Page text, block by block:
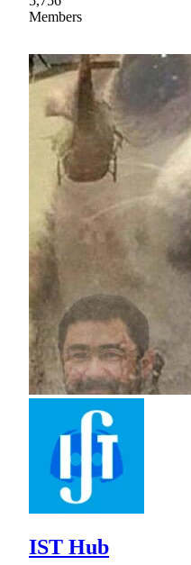
Members
IST Hub